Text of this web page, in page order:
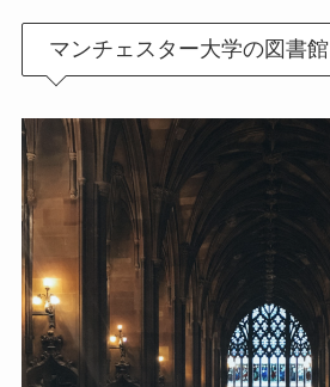
マンチェスター大学の図書館